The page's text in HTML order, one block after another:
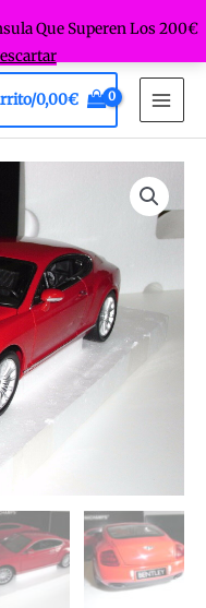
Que Superen Los 200€
0,00€